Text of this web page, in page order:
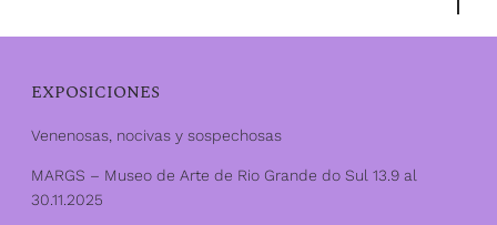
hasta
la
EXPOSICIONES
Venenosas, nocivas y sospechosas
MARGS – Museo de Arte de Rio Grande do Sul 13.9 al
30.11.2025